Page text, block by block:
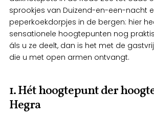
sprookjes van Duizend-en-een-nacht
peperkoekdorpjes in de bergen: hier
sensationele hoogtepunten nog
áls u ze deelt, dan is het met de
die u met open armen ontvangt.
1. Hét hoogtepunt der
Hegra